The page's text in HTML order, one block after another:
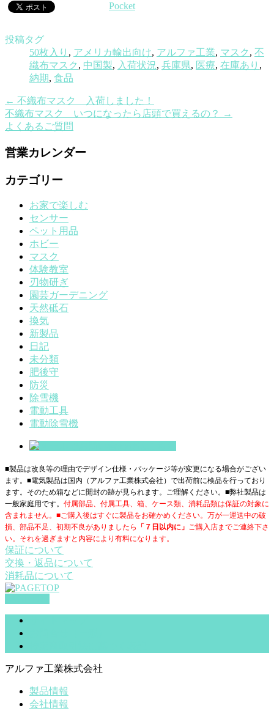
Pocket
投稿タグ
50枚入り , アメリカ輸出向け, アルファ工業, マスク , 不
織布マスク , 中国製, 入荷状況, 兵庫県, 医療, 在庫あり ,
納期, 食品
← 不織布マスク 入荷しました！
不織布マスク いつになったら店頭で買えるの？
→
よくあるご質問
営業カレンダー
カテゴリー
お家で楽しむ
センサー
ペット用品
ホビー
マスク
体験教室
刃物研ぎ
園芸ガーデニング
天然砥石
換気
新製品
日記
未分類
肥後守
防災
除雪機
電動工具
電動除雪機
■製品は改良等の理由でデザイン仕様・パッケージ等が変更になる場合がござい
ます。■電気製品は国内（アルファ工業株式会社）で出荷前に検品を行っており
ます。そのため箱などに開封の跡が見られます。ご理解ください。■弊社製品は
一般家庭用です。 付属部品、付属工具、箱、ケース類、消耗品類は保証の対象に
含まれません。■ご購入後はすぐに製品をお確かめください。万が一運送中の破
損、部品不足、初期不良がありましたら
「７日以内に」 ご購入店までご連絡下さ
い。それを過ぎますと内容により有料になります。
保証について
交換・返品について
消耗品について
アルファ工業株式会社
製品情報
会社情報